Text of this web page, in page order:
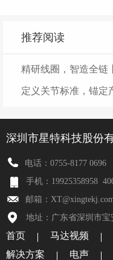
推荐阅读
精研线圈，智造全链
定义关节标准，锚定
深圳市星特科技股份
电话：0755-8177 0696
手机：19925358958
邮箱：
地址：广东省深圳市
首页 马达视频
解决方案
电声